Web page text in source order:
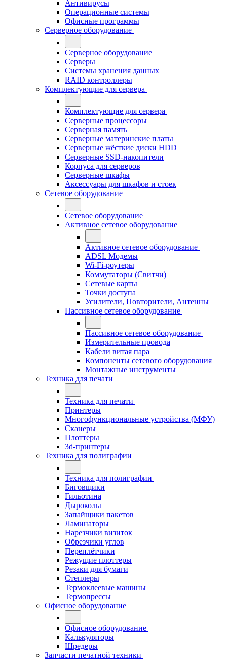
Антивирусы
Операционные системы
Офисные программы
Серверное оборудование
Серверное оборудование
Серверы
Системы хранения данных
RAID контроллеры
Комплектующие для сервера
Комплектующие для сервера
Серверные процессоры
Серверная память
Серверные материнские платы
Серверные жёсткие диски HDD
Серверные SSD-накопители
Корпуса для серверов
Серверные шкафы
Аксессуары для шкафов и стоек
Сетевое оборудование
Сетевое оборудование
Активное сетевое оборудование
Активное сетевое оборудование
ADSL Модемы
Wi-Fi-роутеры
Коммутаторы (Свитчи)
Сетевые карты
Точки доступа
Усилители, Повторители, Антенны
Пассивное сетевое оборудование
Пассивное сетевое оборудование
Измерительные провода
Кабели витая пара
Компоненты сетевого оборудования
Монтажные инструменты
Техника для печати
Техника для печати
Принтеры
Многофункциональные устройства (МФУ)
Сканеры
Плоттеры
3d-принтеры
Техника для полиграфии
Техника для полиграфии
Биговщики
Гильотина
Дыроколы
Запайщики пакетов
Ламинаторы
Нарезчики визиток
Обрезчики углов
Переплётчики
Режущие плоттеры
Резаки для бумаги
Степлеры
Термоклеевые машины
Термопрессы
Офисное оборудование
Офисное оборудование
Калькуляторы
Шредеры
Запчасти печатной техники